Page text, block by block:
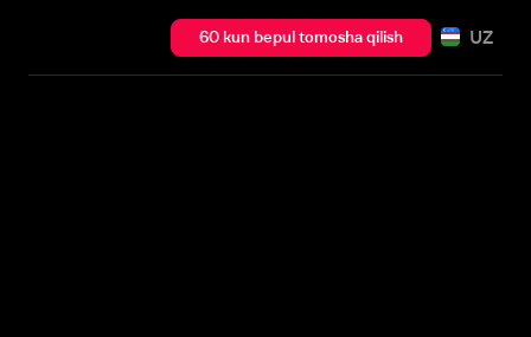
60 kun bepul tomosha qilish UZ